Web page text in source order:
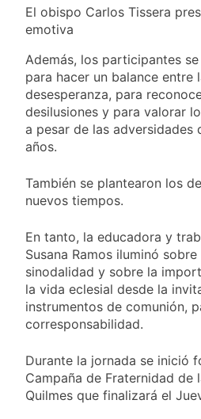
El obispo Carlos Tissera
emotiva
Además, los participantes
para hacer un balance entre
desesperanza, para
desilusiones y para valorar
a pesar de las adversidades
años.
También se plantearon los
nuevos tiempos.
En tanto, la educadora y
Susana Ramos iluminó
sinodalidad y sobre la
la vida eclesial desde la
instrumentos de comunión,
corresponsabilidad.
Durante la jornada se inició
Campaña de Fraternidad de
Quilmes que finalizará el